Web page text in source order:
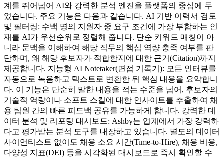
계를 뛰어넘어 AI와 강력한 분석 엔진을 플랫폼의 중심에 두
었습니다. 주요 기능은 다음과 같습니다. AI 기반 이력서 검토
및 필터링: 수백 명의 지원자 중 요구 조건에 가장 부합하는 인
재를 AI가 우선순위로 정렬해 줍니다. 단순 키워드 매칭이 아
니라 문맥을 이해하여 해당 직무의 핵심 역량 충족 여부를 판
단하며, 왜 해당 후보자가 적합한지에 대한 근거(Citation)까지
제공합니다. 지능형 AI Notetaker(면접 기록기): 모든 인터뷰를
자동으로 녹음하고 텍스트로 변환한 뒤 핵심 내용을 요약합니
다. 이 기능은 단순히 말한 내용을 적는 수준을 넘어, 후보자의
기술적 역량이나 소프트 스킬에 대한 인사이트를 추출하여 채
용 팀원 간의 빠른 피드백 공유를 가능하게 합니다. 강력한 데
이터 분석 및 리포팅 대시보드: Ashby는 업계에서 가장 강력하
다고 평가받는 분석 도구를 내장하고 있습니다. 별도의 데이터
사이언티스트 없이도 채용 소요 시간(Time-to-Hire), 채용 비용,
다양성 지표(DEI) 등을 시각화된 대시보드로 즉시 확인할 수